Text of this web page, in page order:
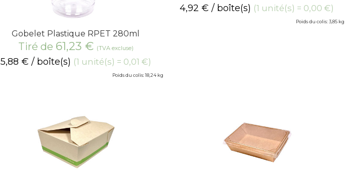
Gobelet Plastique RPET 280ml
Tiré de 61,23 € (TVA excluse)
5,88 € / boîte(s) (1 unité(s) = 0,01 €)
Poids du colis: 18,24 kg
4,92 € / boîte(s) (1 unité(s) = 0,00 €)
Poids du colis: 3,85 kg